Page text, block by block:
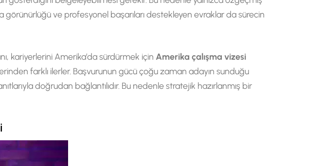
görünürlüğü ve profesyonel başarıları destekleyen evraklar da sürecin
kariyerlerini Amerika’da sürdürmek için Amerika çalışma vizesi
farklı ilerler. Başvurunun gücü çoğu zaman adayın sunduğu
doğrudan bağlantılıdır. Bu nedenle stratejik hazırlanmış bir